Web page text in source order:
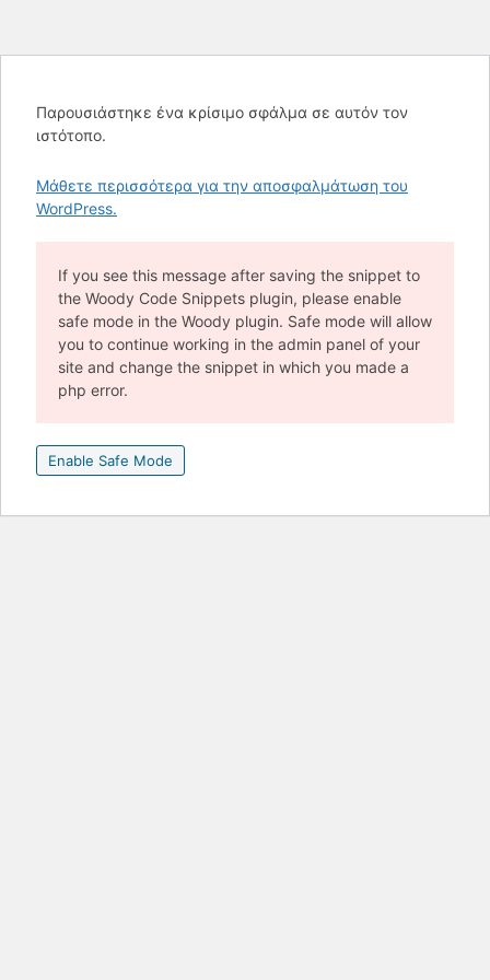
Παρουσιάστηκε ένα κρίσιμο σφάλμα σε αυτόν τον
ιστότοπο.
Μάθετε περισσότερα για την αποσφαλμάτωση του
WordPress.
If you see this message after saving the snippet to
the Woody Code Snippets plugin, please enable
safe mode in the Woody plugin. Safe mode will allow
you to continue working in the admin panel of your
site and change the snippet in which you made a
php error.
Enable Safe Mode